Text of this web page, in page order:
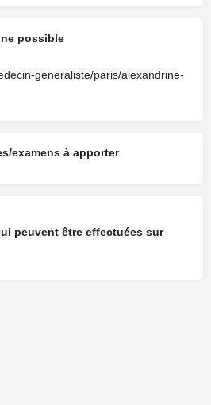
possible
generaliste/paris/alexandrine-
examens à apporter
peuvent être effectuées sur